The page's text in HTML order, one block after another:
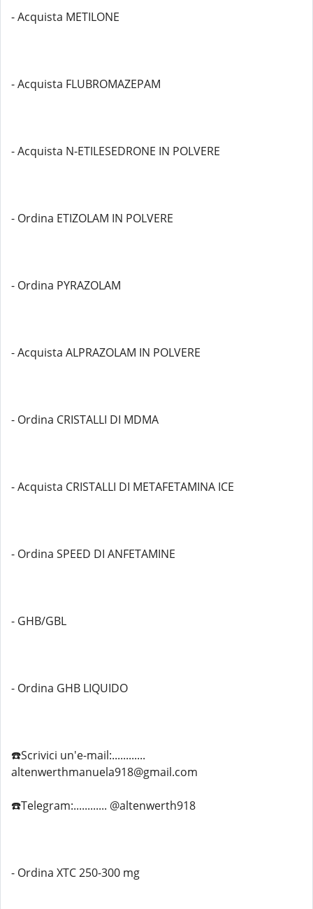
- Acquista METILONE
- Acquista FLUBROMAZEPAM
- Acquista N-ETILESEDRONE IN POLVERE
- Ordina ETIZOLAM IN POLVERE
- Ordina PYRAZOLAM
- Acquista ALPRAZOLAM IN POLVERE
- Ordina CRISTALLI DI MDMA
- Acquista CRISTALLI DI METAFETAMINA ICE
- Ordina SPEED DI ANFETAMINE
- GHB/GBL
- Ordina GHB LIQUIDO
☎️Scrivici un'e-mail:............
altenwerthmanuela918@gmail.com
☎️Telegram:............ @altenwerth918
- Ordina XTC 250-300 mg